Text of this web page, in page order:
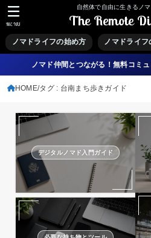
自然体で自由に生きるノ
The Remote
ノマドライフの始め方 ノマドライフ
MENU
ノマド仲間とつながる！無料コミ
HOME タグ : 台南まち歩きガイド
デジタルノマド入門ガイド